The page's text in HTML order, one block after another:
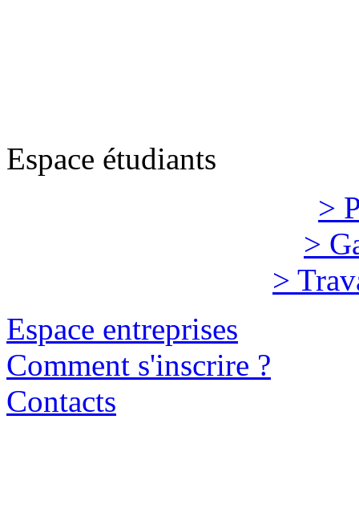
Espace étudiants
>
>
>
Espace entreprises
Comment s'inscrire ?
Contacts